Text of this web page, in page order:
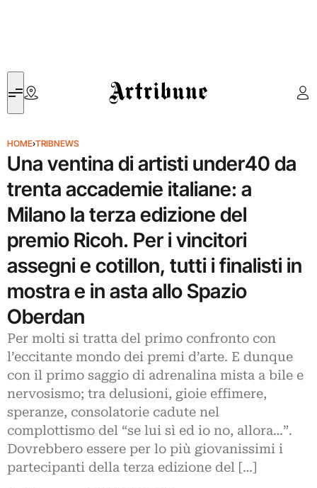
Artribune
HOME›TRIBNEWS
Una ventina di artisti under40 da
trenta accademie italiane: a
Milano la terza edizione del
premio Ricoh. Per i vincitori
assegni e cotillon, tutti i finalisti in
mostra e in asta allo Spazio
Oberdan
Per molti si tratta del primo confronto con
l’eccitante mondo dei premi d’arte. E dunque
con il primo saggio di adrenalina mista a bile e
nervosismo; tra delusioni, gioie effimere,
speranze, consolatorie cadute nel
complottismo del “se lui sì ed io no, allora…”.
Dovrebbero essere per lo più giovanissimi i
partecipanti della terza edizione del […]